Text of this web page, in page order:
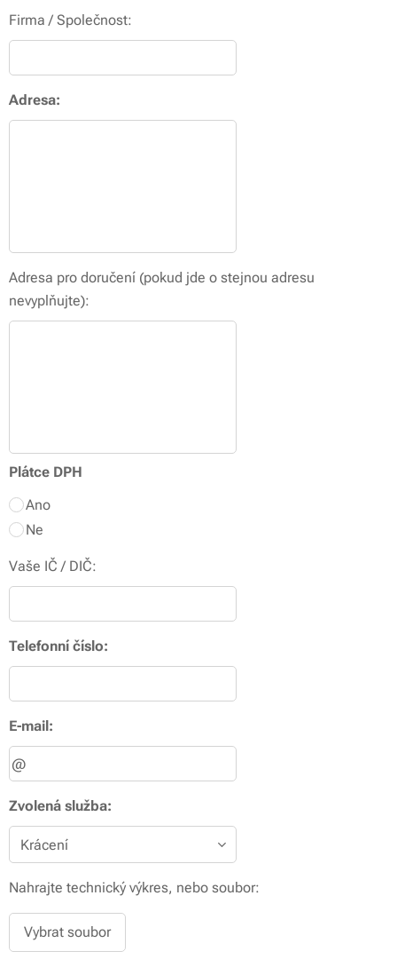
Firma / Společnost:
Adresa:
Adresa pro doručení (pokud jde o stejnou adresu
nevyplňujte):
Plátce DPH
Ano
Ne
Vaše IČ / DIČ:
Telefonní číslo:
E-mail:
Zvolená služba:
Nahrajte technický výkres, nebo soubor:
Vybrat soubor